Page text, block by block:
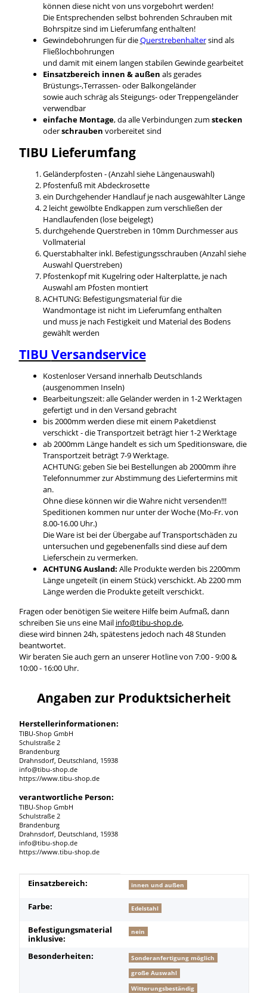
können diese nicht von uns vorgebohrt werden!
Die Entsprechenden selbst bohrenden Schrauben mit
Bohrspitze sind im Lieferumfang enthalten!
Gewindebohrungen für dieQuerstrebenhaltersind als
Fließlochbohrungen
und damit mit einem langen stabilen Gewinde gearbeitet
Einsatzbereich innen & außen als gerades
Brüstungs-,Terrassen- oder Balkongeländer
sowie auch schräg als Steigungs- oder Treppengeländer
verwendbar
einfache Montage, da alle Verbindungen zum stecken
oderschrauben vorbereitet sind
TIBU Lieferumfang
Geländerpfosten - (Anzahl siehe Längenauswahl)
Pfostenfuß mit Abdeckrosette
ein Durchgehender Handlauf je nach ausgewählter Länge
2 leicht gewölbte Endkappen zum verschließen der
Handlaufenden (lose beigelegt)
durchgehende Querstreben in 10mm Durchmesser aus
Vollmaterial
Querstabhalter inkl. Befestigungsschrauben (Anzahl siehe
Auswahl Querstreben)
Pfostenkopf mit Kugelring oder Halterplatte, je nach
Auswahl am Pfosten montiert
ACHTUNG: Befestigungsmaterial für die
Wandmontage ist nicht im Lieferumfang enthalten
und muss je nach Festigkeit und Material des Bodens
gewählt werden
TIBU Versandservice
Kostenloser Versand innerhalb Deutschlands
(ausgenommen Inseln)
Bearbeitungszeit: alle Geländer werden in 1-2 Werktagen
gefertigt und in den Versand gebracht
bis 2000mm werden diese mit einem Paketdienst
verschickt - die Transportzeit beträgt hier 1-2 Werktage
ab 2000mm Länge handelt es sich um Speditionsware, die
Transportzeit beträgt 7-9 Werktage.
ACHTUNG: geben Sie bei Bestellungen ab 2000mm ihre
Telefonnummer zur Abstimmung des Liefertermins mit
an.
Ohne diese können wir die Wahre nicht versenden!!!
Speditionen kommen nur unter der Woche (Mo-Fr. von
8.00-16.00 Uhr.)
Die Ware ist bei der Übergabe auf Transportschäden zu
untersuchen und gegebenenfalls sind diese auf dem
Lieferschein zu vermerken.
ACHTUNG Ausland: Alle Produkte werden bis 2200mm
Länge ungeteilt (in einem Stück) verschickt. Ab 2200 mm
Länge werden die Produkte geteilt verschickt.
Fragen oder benötigen Sie weitere Hilfe beim Aufmaß, dann
schreiben Sie uns eine Mail info@tibu-shop.de,
diese wird binnen 24h, spätestens jedoch nach 48 Stunden
beantwortet.
Wir beraten Sie auch gern an unserer Hotline von 7:00 - 9:00 &
10:00 - 16:00 Uhr.
Angaben zur Produktsicherheit
Herstellerinformationen:
TIBU-Shop GmbH
Schulstraße 2
Brandenburg
Drahnsdorf, Deutschland, 15938
info@tibu-shop.de
https://www.tibu-shop.de
verantwortliche Person:
TIBU-Shop GmbH
Schulstraße 2
Brandenburg
Drahnsdorf, Deutschland, 15938
info@tibu-shop.de
https://www.tibu-shop.de
Produkteigenschaft
Wert
Einsatzbereich: innen und außen
Farbe: Edelstahl
Befestigungsmaterial
inklusive:
nein
Besonderheiten:
Sonderanfertigung möglich
große Auswahl
Witterungsbeständig